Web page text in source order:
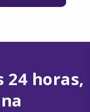
24 horas,